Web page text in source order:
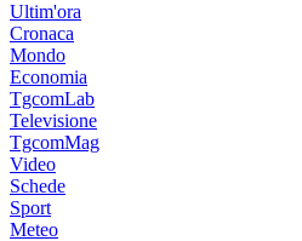
Ultim'ora
Cronaca
Mondo
Economia
TgcomLab
Televisione
TgcomMag
Video
Schede
Sport
Meteo